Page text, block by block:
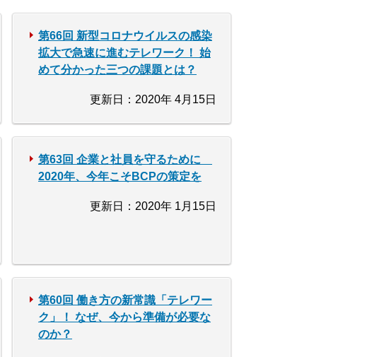
第66回 新型コロナウイルスの感染
拡大で急速に進むテレワーク！ 始
めて分かった三つの課題とは？
更新日：2020年 4月15日
第63回 企業と社員を守るために
2020年、今年こそBCPの策定を
更新日：2020年 1月15日
第60回 働き方の新常識「テレワー
ク」！ なぜ、今から準備が必要な
のか？